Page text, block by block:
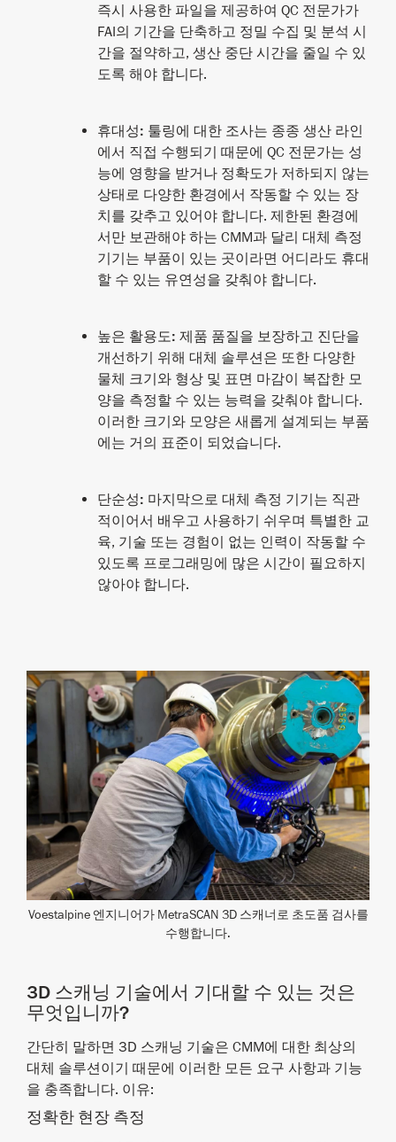
즉시 사용한 파일을 제공하여 QC 전문가가
FAI의 기간을 단축하고 정밀 수집 및 분석 시
간을 절약하고, 생산 중단 시간을 줄일 수 있
도록 해야 합니다.
휴대성: 툴링에 대한 조사는 종종 생산 라인
에서 직접 수행되기 때문에 QC 전문가는 성
능에 영향을 받거나 정확도가 저하되지 않는
상태로 다양한 환경에서 작동할 수 있는 장
치를 갖추고 있어야 합니다. 제한된 환경에
서만 보관해야 하는 CMM과 달리 대체 측정
기기는 부품이 있는 곳이라면 어디라도 휴대
할 수 있는 유연성을 갖춰야 합니다.
높은 활용도: 제품 품질을 보장하고 진단을
개선하기 위해 대체 솔루션은 또한 다양한
물체 크기와 형상 및 표면 마감이 복잡한 모
양을 측정할 수 있는 능력을 갖춰야 합니다.
이러한 크기와 모양은 새롭게 설계되는 부품
에는 거의 표준이 되었습니다.
단순성: 마지막으로 대체 측정 기기는 직관
적이어서 배우고 사용하기 쉬우며 특별한 교
육, 기술 또는 경험이 없는 인력이 작동할 수
있도록 프로그래밍에 많은 시간이 필요하지
않아야 합니다.
Voestalpine 엔지니어가 MetraSCAN 3D 스캐너로 초도품 검사를
수행합니다.
3D 스캐닝 기술에서 기대할 수 있는 것은
무엇입니까?
간단히 말하면 3D 스캐닝 기술은 CMM에 대한 최상의
대체 솔루션이기 때문에 이러한 모든 요구 사항과 기능
을 충족합니다. 이유:
정확한 현장 측정